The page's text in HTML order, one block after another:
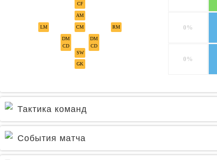
GK
CD
SW
CD
DM
DM
LM RM
AM
CF
CM 0%
0%
Тактика команд
События матча